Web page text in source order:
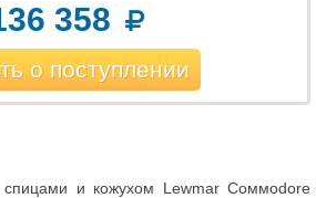
358
о поступлении
спицами и кожухом Lewmar Coммodore